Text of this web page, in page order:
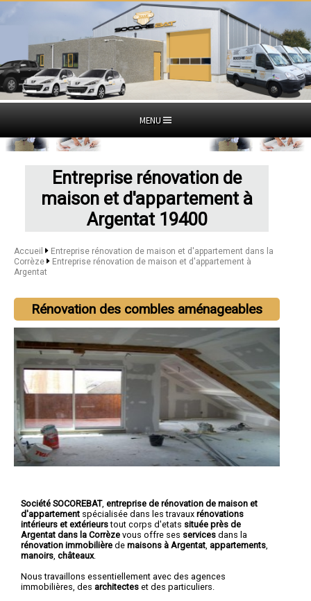
MENU
Entreprise rénovation de
maison et d'appartement à
Argentat 19400
Accueil
Entreprise rénovation de maison et d'appartement dans la
Corrèze
Entreprise rénovation de maison et d'appartement à
Argentat
Rénovation des combles aménageables
Société SOCOREBAT, entreprise de rénovation de maison et
d'appartement spécialisée dans les travaux rénovations
intérieurs et extérieurstout corps d'etats située près de
Argentat dans la Corrèze vous offre ses services dans la
rénovation immobilière de maisons à Argentat appartements
manoirs châteaux.
Nous travaillons essentiellement avec des agences
immobilières, des architectes et des particuliers.